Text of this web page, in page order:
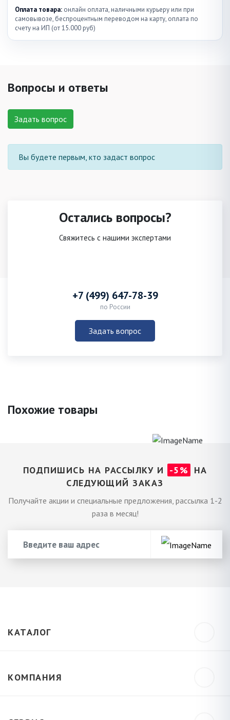
Оплата товара: онлайн оплата, наличными курьеру или при
самовывозе, беспроцентным переводом на карту, оплата по
счету на ИП (от 15.000 руб)
Вопросы и ответы
Задать вопрос
Вы будете первым, кто задаст вопрос
Остались вопросы?
Свяжитесь с нашими экспертами
+7 (499) 647-78-39
по России
Задать вопрос
Похожие товары
ПОДПИШИСЬ НА РАССЫЛКУ И -5%
НА
СЛЕДУЮЩИЙ ЗАКАЗ
Получайте акции и специальные предложения, рассылка 1-2
раза в месяц!
КАТАЛОГ
КОМПАНИЯ